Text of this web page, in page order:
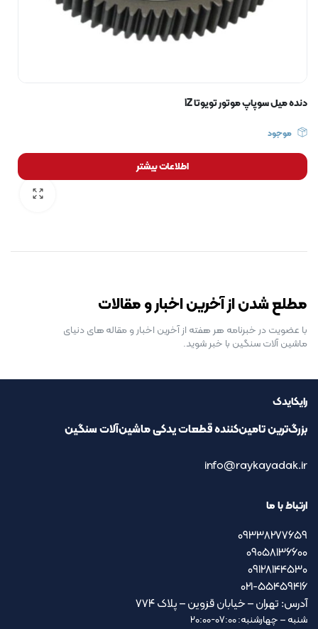
دنده میل سوپاپ موتور تویوتا 1Z
موجود
اطلاعات بیشتر
مطلع شدن از آخرین اخبار و مقالات
با عضویت در خبرنامه هر هفته از آخرین اخبار و مقاله های دنیای
ماشین آلات سنگین با خبر شوید.
رایکایدک
بزرگ‌ترین تامین‌کننده قطعات یدکی ماشین‌آلات سنگین
info@raykayadak.ir
ارتباط با ما
09338277659
09058136600
09128144530
021-55459416
آدرس: تهران – خیابان قزوین – پلاک ۷۷۴
شنبه – چهارشنبه: 07:00-20:00